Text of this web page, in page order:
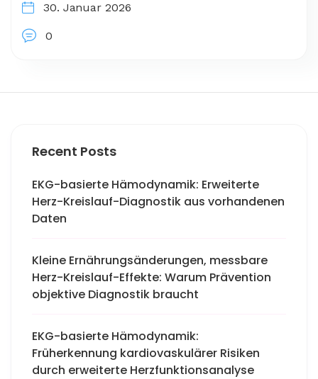
Recent Posts
EKG-basierte Hämodynamik: Erweiterte
Herz-Kreislauf-Diagnostik aus vorhandenen
Daten
Kleine Ernährungsänderungen, messbare
Herz-Kreislauf-Effekte: Warum Prävention
objektive Diagnostik braucht
EKG-basierte Hämodynamik:
Früherkennung kardiovaskulärer Risiken
durch erweiterte Herzfunktionsanalyse
30. Januar 2026
0